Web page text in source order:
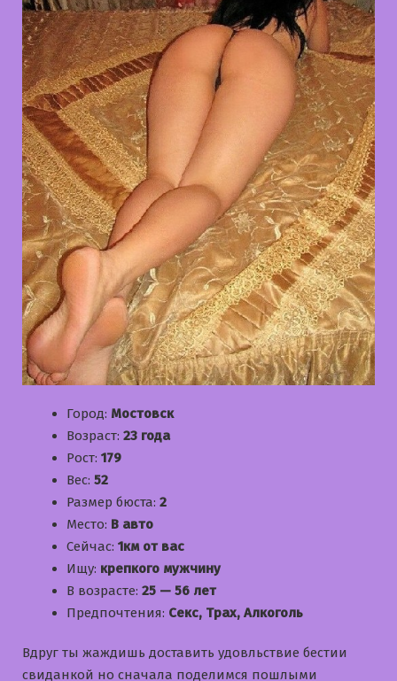
Город: Мостовск
Возраст: 23 года
Рост: 179
Вес: 52
Размер бюста: 2
Место: В авто
Сейчас: 1км от вас
Ищу: крепкого мужчину
В возрасте: 25 — 56 лет
Предпочтения: Секс, Трах, Алкоголь
Вдруг ты жаждишь доставить удовльствие бестии
свиданкой но сначала поделимся пошлыми